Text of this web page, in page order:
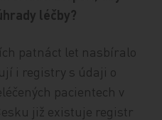
léčby?
patnáct let nasbíralo
i registry s údaji o
pacientech v
již existuje registr